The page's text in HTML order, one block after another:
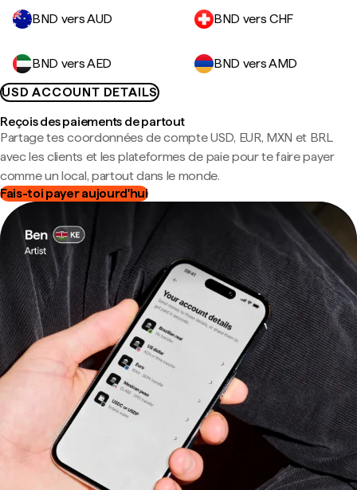
BND vers AUD BND vers CHF
BND vers AED
BND vers AMD
USD ACCOUNT DETAILS
Reçois des paiements de partout
Partage tes coordonnées de compte USD, EUR, MXN et BRL
avec les clients et les plateformes de paie pour te faire payer
comme un local, partout dans le monde.
Fais-toi payer aujourd'hui